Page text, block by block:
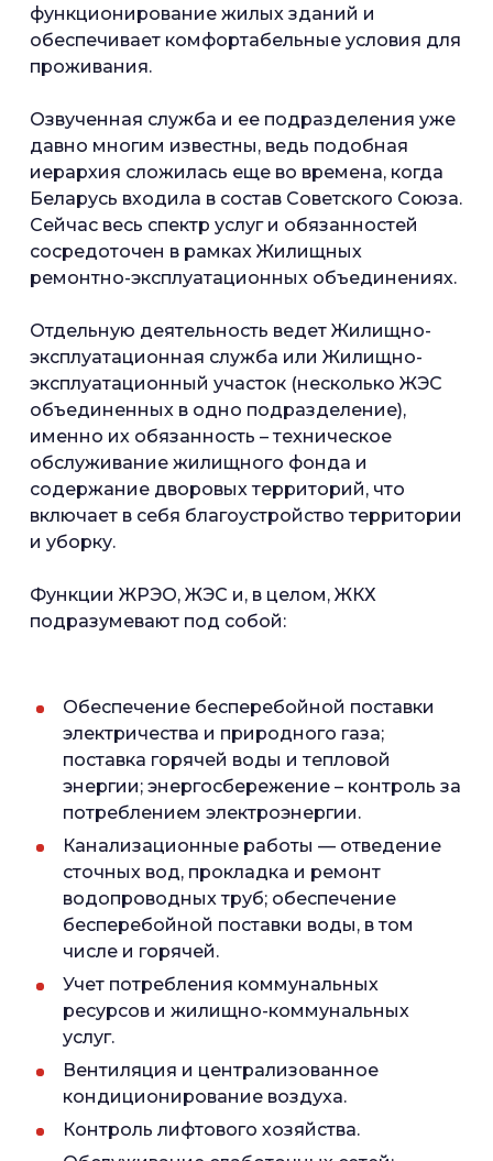
функционирование жилых зданий и
обеспечивает комфортабельные условия для
проживания.
Озвученная служба и ее подразделения уже
давно многим известны, ведь подобная
иерархия сложилась еще во времена, когда
Беларусь входила в состав Советского Союза.
Сейчас весь спектр услуг и обязанностей
сосредоточен в рамках Жилищных
ремонтно-эксплуатационных объединениях.
Отдельную деятельность ведет Жилищно-
эксплуатационная служба или Жилищно-
эксплуатационный участок (несколько ЖЭС
объединенных в одно подразделение),
именно их обязанность – техническое
обслуживание жилищного фонда и
содержание дворовых территорий, что
включает в себя благоустройство территории
и уборку.
Функции ЖРЭО, ЖЭС и, в целом, ЖКХ
подразумевают под собой:
Обеспечение бесперебойной поставки
электричества и природного газа;
поставка горячей воды и тепловой
энергии; энергосбережение – контроль за
потреблением электроэнергии.
Канализационные работы — отведение
сточных вод, прокладка и ремонт
водопроводных труб; обеспечение
бесперебойной поставки воды, в том
числе и горячей.
Учет потребления коммунальных
ресурсов и жилищно-коммунальных
услуг.
Вентиляция и централизованное
кондиционирование воздуха.
Контроль лифтового хозяйства.